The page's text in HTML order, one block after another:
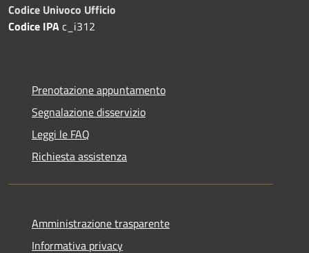
Codice Univoco Ufficio
Codice IPAc_i312
Prenotazione appuntamento
Segnalazione disservizio
Leggi le FAQ
Richiesta assistenza
Amministrazione trasparente
Informativa privacy